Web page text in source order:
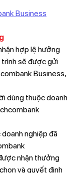
Business
hợp lệ hưởng
sẽ được gửi
Business,
dùng thuộc doanh
nghiệp đã
nhận thưởng
và quyết định